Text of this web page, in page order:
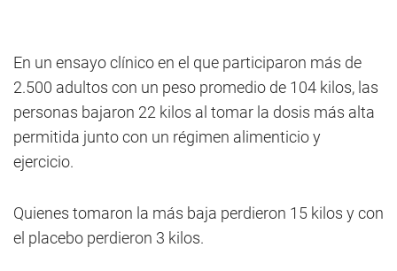
En un ensayo clínico en el que participaron más de
2.500 adultos con un peso promedio de 104 kilos, las
personas bajaron 22 kilos al tomar la dosis más alta
permitida junto con un régimen alimenticio y
ejercicio.
Quienes tomaron la más baja perdieron 15 kilos y con
el placebo perdieron 3 kilos.